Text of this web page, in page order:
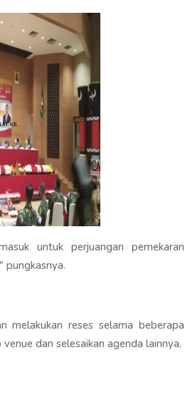
untuk perjuangan pemekaran
pungkasnya.
melakukan reses selama beberapa
dan selesaikan agenda lainnya.